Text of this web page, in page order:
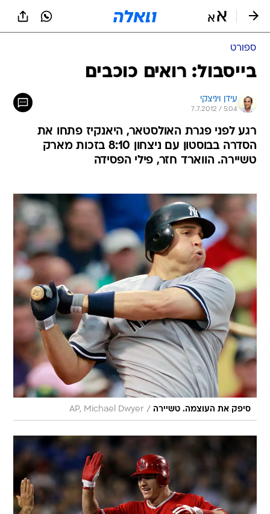
ספורט
בייסבול: רואים כוכבים
עידן ויניצקי
7.7.2012 / 5:04
רגע לפני פגרת האולסטאר, היאנקיז פתחו את
הסדרה בבוסטון עם ניצחון 8:10 בזכות מארק
טשיירה. הווארד חזר, פילי הפסידה
סיפק את העוצמה. טשיירה /
AP, Michael Dwyer